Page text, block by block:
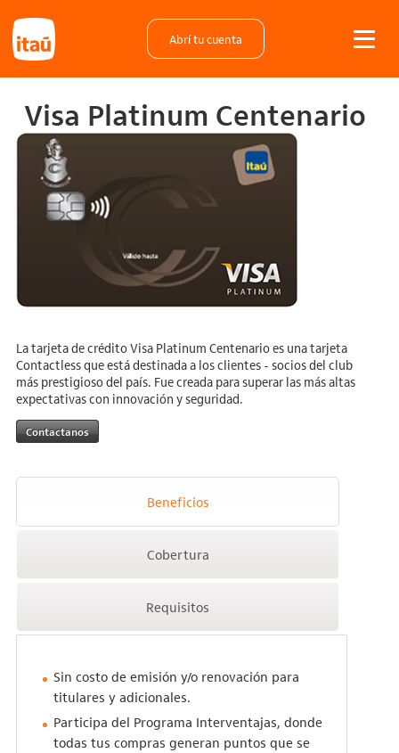
Abrí tu cuenta
Visa Platinum Centenario
La tarjeta de crédito Visa Platinum Centenario es una tarjeta
Contactless que está destinada a los clientes - socios del club
más prestigioso del país. Fue creada para superar las más altas
expectativas con innovación y seguridad.
Contactanos
Beneficios
Cobertura
Requisitos
Sin costo de emisión y/o renovación para
titulares y adicionales.
Participa del Programa Interventajas, donde
todas tus compras generan puntos que se